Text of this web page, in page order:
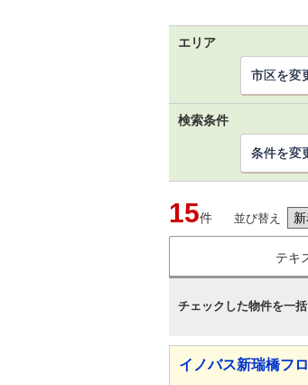
エリア
市区を変
検索条件
条件を変
15件 並び替え
テキ
チェックした物件を一
イノバス新瑞橋フ